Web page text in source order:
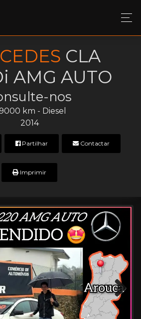
CLA
AMG AUTO
nos
km - Diesel
2014
Partilhar Contactar
Imprimir
Next